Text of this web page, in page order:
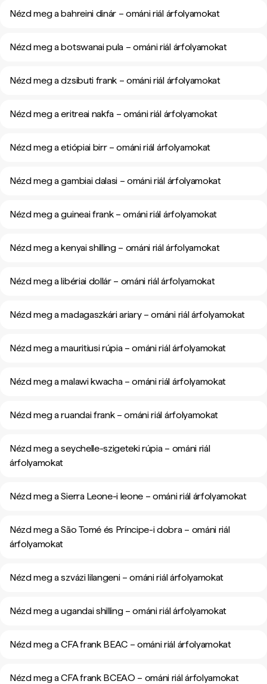
Nézd meg a bahreini dinár – ománi riál árfolyamokat
Nézd meg a botswanai pula – ománi riál árfolyamokat
Nézd meg a dzsibuti frank – ománi riál árfolyamokat
Nézd meg a eritreai nakfa – ománi riál árfolyamokat
Nézd meg a etiópiai birr – ománi riál árfolyamokat
Nézd meg a gambiai dalasi – ománi riál árfolyamokat
Nézd meg a guineai frank – ománi riál árfolyamokat
Nézd meg a kenyai shilling – ománi riál árfolyamokat
Nézd meg a libériai dollár – ománi riál árfolyamokat
Nézd meg a madagaszkári ariary – ománi riál árfolyamokat
Nézd meg a mauritiusi rúpia – ománi riál árfolyamokat
Nézd meg a malawi kwacha – ománi riál árfolyamokat
Nézd meg a ruandai frank – ománi riál árfolyamokat
Nézd meg a seychelle-szigeteki rúpia – ománi riál
árfolyamokat
Nézd meg a Sierra Leone-i leone – ománi riál árfolyamokat
Nézd meg a São Tomé és Príncipe-i dobra – ománi riál
árfolyamokat
Nézd meg a szvázi lilangeni – ománi riál árfolyamokat
Nézd meg a ugandai shilling – ománi riál árfolyamokat
Nézd meg a CFA frank BEAC – ománi riál árfolyamokat
Nézd meg a CFA frank BCEAO – ománi riál árfolyamokat